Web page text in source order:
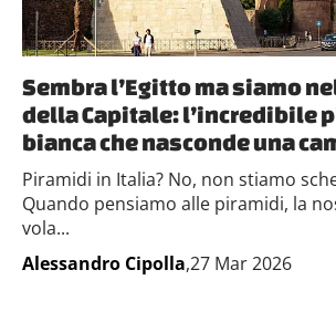
Sembra l’Egitto ma siamo
della Capitale: l’incredibile
bianca che nasconde una
Piramidi in Italia? No, non stiamo
Quando pensiamo alle piramidi, la
vola...
Alessandro Cipolla,27 Mar 2026